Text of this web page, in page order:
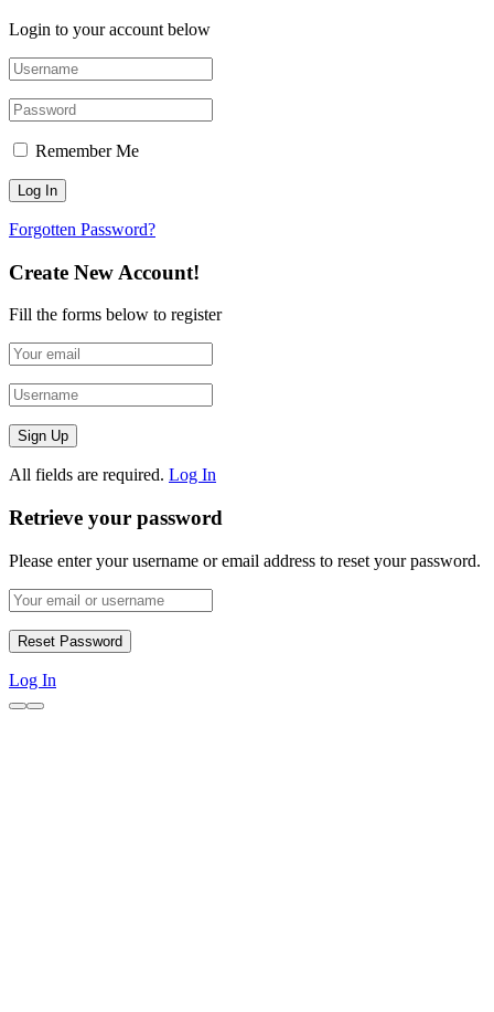
Login to your account below
Remember Me
Forgotten Password?
Create New Account!
Fill the forms below to register
All fields are required. Log In
Retrieve your password
Please enter your username or email address to reset your password.
Log In